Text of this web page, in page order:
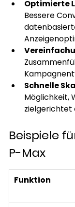
Optimierte
Bessere
Schnelle
Möglichkeit,
zielgerichtet
Beispiele
P-Max
Funktion